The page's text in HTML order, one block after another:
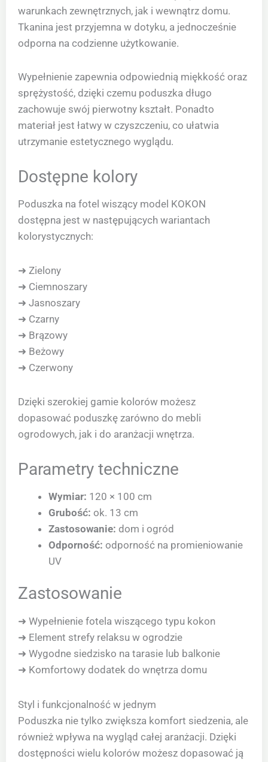
warunkach zewnętrznych, jak i wewnątrz domu.
Tkanina jest przyjemna w dotyku, a jednocześnie
odporna na codzienne użytkowanie.
Wypełnienie zapewnia odpowiednią miękkość oraz
sprężystość, dzięki czemu poduszka długo
zachowuje swój pierwotny kształt. Ponadto
materiał jest łatwy w czyszczeniu, co ułatwia
utrzymanie estetycznego wyglądu.
Dostępne kolory
Poduszka na fotel wiszący model KOKON
dostępna jest w następujących wariantach
kolorystycznych:
➜ Zielony
➜ Ciemnoszary
➜ Jasnoszary
➜ Czarny
➜ Brązowy
➜ Beżowy
➜ Czerwony
Dzięki szerokiej gamie kolorów możesz
dopasować poduszkę zarówno do mebli
ogrodowych, jak i do aranżacji wnętrza.
Parametry techniczne
Wymiar: 120 × 100 cm
Grubość: ok. 13 cm
Zastosowanie: dom i ogród
Odporność: odporność na promieniowanie
UV
Zastosowanie
➜ Wypełnienie fotela wiszącego typu kokon
➜ Element strefy relaksu w ogrodzie
➜ Wygodne siedzisko na tarasie lub balkonie
➜ Komfortowy dodatek do wnętrza domu
Styl i funkcjonalność w jednym
Poduszka nie tylko zwiększa komfort siedzenia, ale
również wpływa na wygląd całej aranżacji. Dzięki
dostępności wielu kolorów możesz dopasować ją